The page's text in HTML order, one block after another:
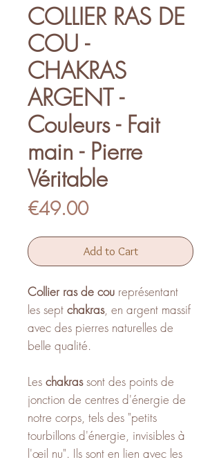
COLLIER RAS DE
COU -
CHAKRAS
ARGENT -
Couleurs - Fait
main - Pierre
Véritable
€49.00Price
Add to Cart
Collier ras de cou représentant
les sept chakras, en argent massif
avec des pierres naturelles de
belle qualité.
Les chakrassont des points de
jonction de centres d'énergie de
notre corps, tels des "petits
tourbillons d'énergie, invisibles à
l'œil nu". Ils sont en lien avec les